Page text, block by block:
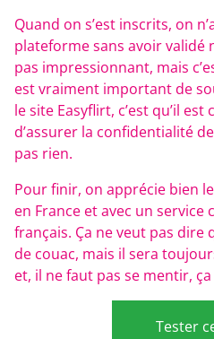
Quand on s’est inscrits, on
plateforme sans avoir validé
pas impressionnant, mais
est vraiment important de
le site Easyflirt, c’est qu’il est
d’assurer la confidentialité
pas rien.
Pour finir, on apprécie bien
en France et avec un service
français. Ça ne veut pas dire
de couac, mais il sera
et, il ne faut pas se mentir,
Tester